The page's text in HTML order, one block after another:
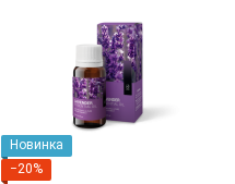
Новинка
−20%